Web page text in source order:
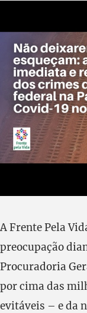
A Frente Pela
preocupação
Procuradoria
por cima das
evitáveis – e da